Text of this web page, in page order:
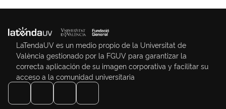
LaTendaUV es un medio propio de la Universitat de
València gestionado por la FGUV para garantizar la
correcta aplicación de su imagen corporativa y facilitar su
acceso a la comunidad universitaria